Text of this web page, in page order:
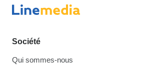
Société
Qui sommes-nous